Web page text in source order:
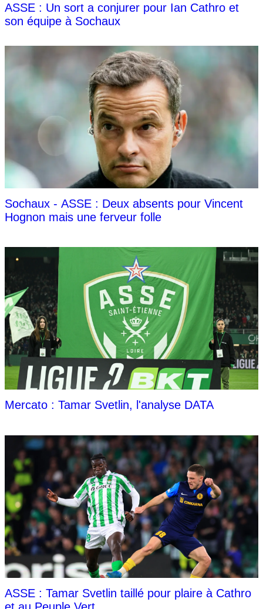
ASSE : Un sort a conjurer pour Ian Cathro et
son équipe à Sochaux
Sochaux - ASSE : Deux absents pour Vincent
Hognon mais une ferveur folle
Mercato : Tamar Svetlin, l'analyse DATA
ASSE : Tamar Svetlin taillé pour plaire à Cathro